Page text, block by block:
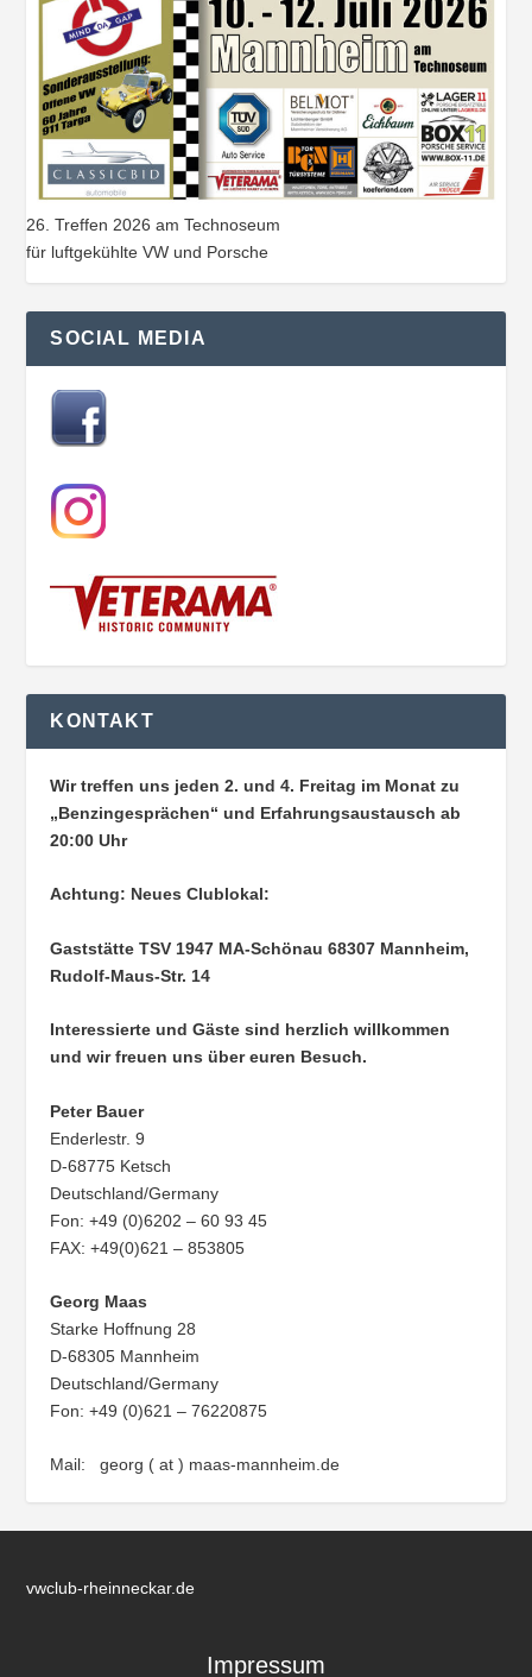
26. Treffen 2026 am Technoseum
für luftgekühlte VW und Porsche
SOCIAL MEDIA
KONTAKT
Wir treffen uns jeden 2. und 4. Freitag im Monat zu
„Benzingesprächen“ und Erfahrungsaustausch ab
20:00 Uhr
Achtung: Neues Clublokal:
Gaststätte TSV 1947 MA-Schönau68307 Mannheim,
Rudolf-Maus-Str. 14
Interessierte und Gäste sind herzlich willkommen
und wir freuen uns über euren Besuch.
Peter Bauer
Enderlestr. 9
D-68775 Ketsch
Deutschland/Germany
Fon: +49 (0)6202 – 60 93 45
FAX: +49(0)621 – 853805
Georg Maas
Starke Hoffnung 28
D-68305 Mannheim
Deutschland/Germany
Fon: +49 (0)621 – 76220875
Mail: georg ( at ) maas-mannheim.de
vwclub-rheinneckar.de
Impressum